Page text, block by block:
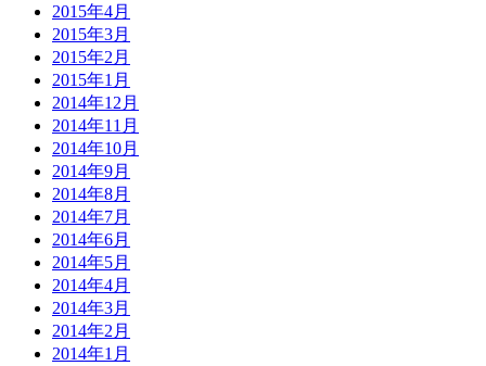
2015年4月
2015年3月
2015年2月
2015年1月
2014年12月
2014年11月
2014年10月
2014年9月
2014年8月
2014年7月
2014年6月
2014年5月
2014年4月
2014年3月
2014年2月
2014年1月